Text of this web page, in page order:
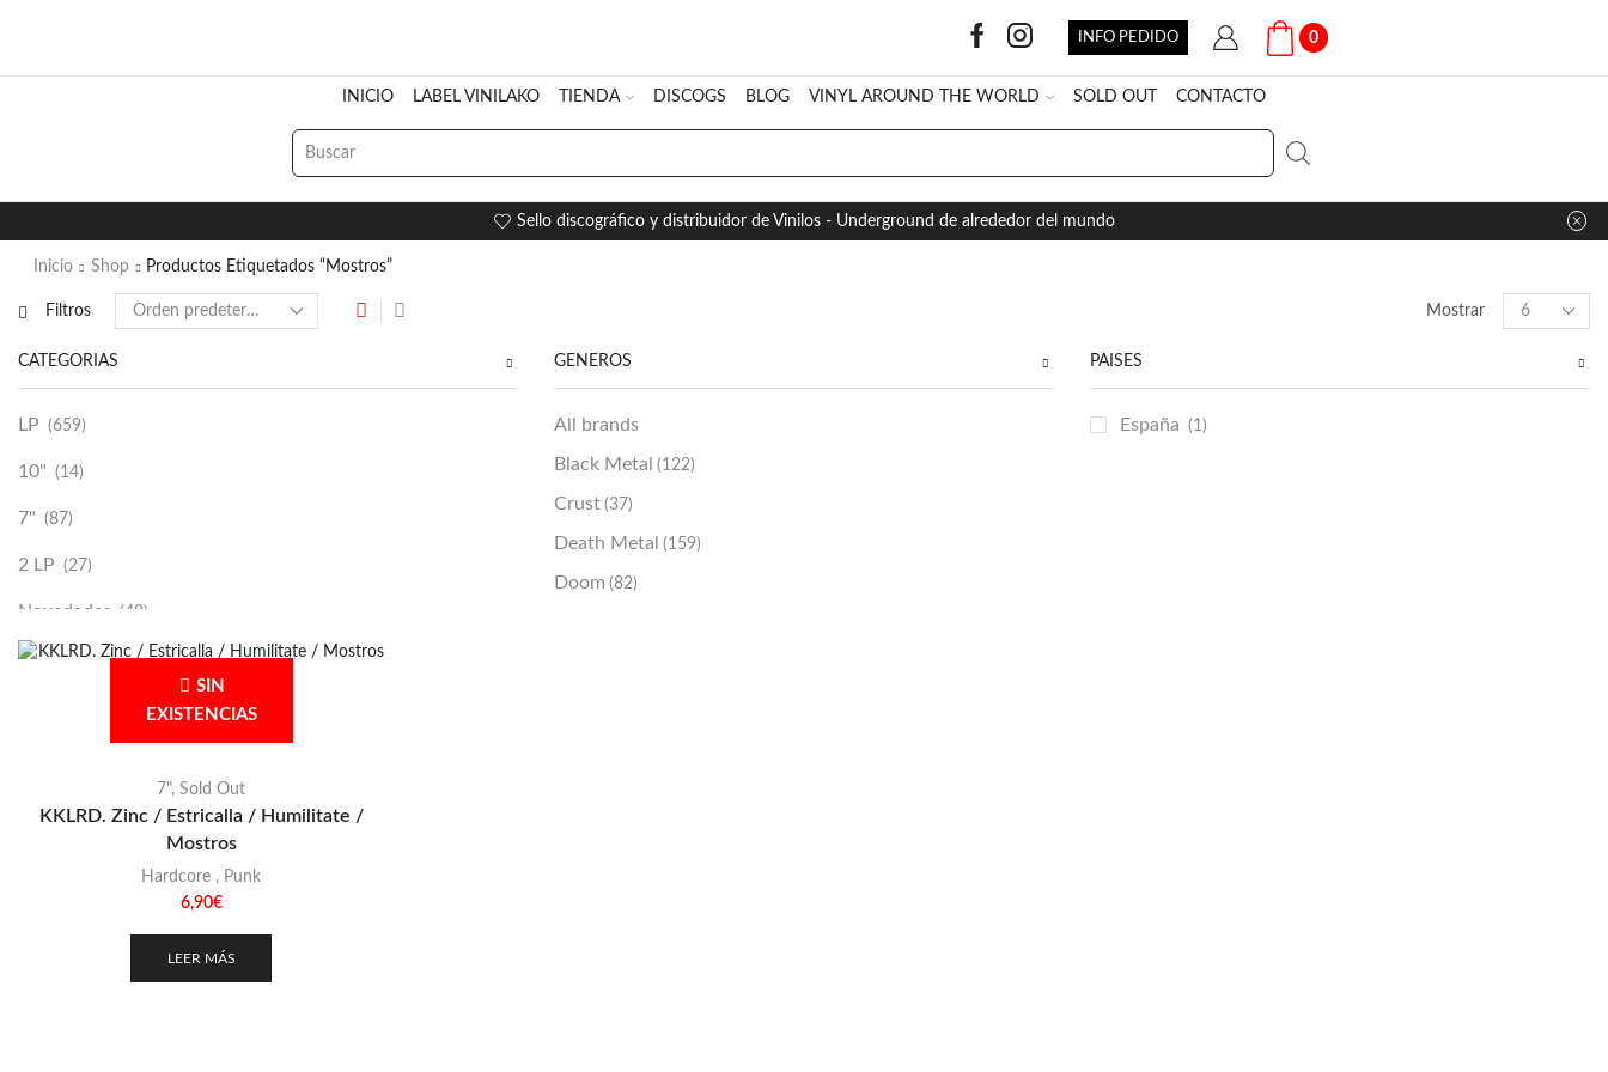
INFO PEDIDO 0
INICIO LABEL VINILAKO TIENDA DISCOGS BLOG VINYL AROUND THE WORLD SOLD OUT CONTACTO
SEARCH
INPUT
Sello discográfico y distribuidor de Vinilos - Underground de alrededor del mundo
Inicio Shop Productos Etiquetados “Mostros”
Filtros Mostrar
Products
per
CATEGORÍAS
LP (659)
10" (14)
7" (87)
2 LP (27)
Novedades (48)
Vinilako (34)
GÉNEROS
All brands
Black Metal (122)
Crust (37)
Death Metal (159)
Doom (82)
PAÍSES
España (1)
SIN
EXISTENCIAS
7", Sold Out
KKLRD. Zinc / Estricalla / Humilitate /
Mostros
Hardcore , Punk
6,90€
LEER MÁS